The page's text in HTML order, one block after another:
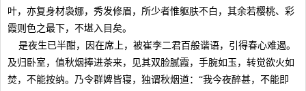
叶，亦复身材袅娜，秀发修眉，所少者惟躯肤不白，其余若樱桃、彩
霞则色之最下，不堪入目矣。
是夜生已半酣，因在席上，被崔李二君百般谐语，引得春心难遏。
及归卧室，值秋烟捧进茶来，见其双脸腻霞，手腕如玉，转觉欲火如
焚，不能按纳。乃令群婢皆寝，独谓秋烟道：“我今夜醉甚，不能即